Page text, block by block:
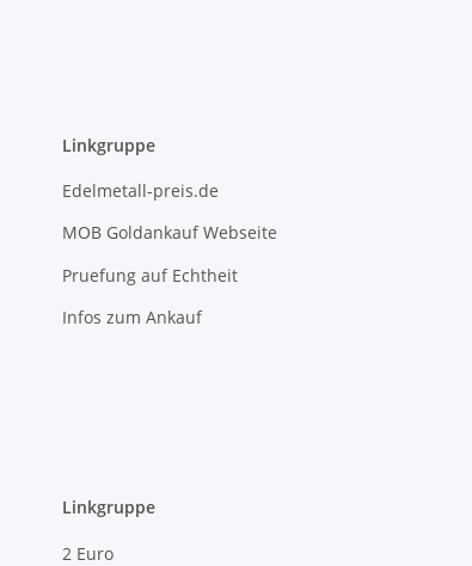
Linkgruppe
Edelmetall-preis.de
MOB Goldankauf Webseite
Pruefung auf Echtheit
Infos zum Ankauf
Linkgruppe
2 Euro